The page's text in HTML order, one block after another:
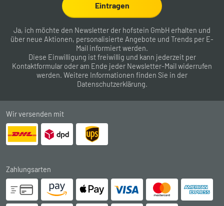
Eintragen
Ja, ich möchte den Newsletter der hofstein GmbH erhalten und
über neue Aktionen, personalisierte Angebote und Trends per E-
Mail informiert werden.
Diese Einwilligung ist freiwillig und kann jederzeit per
Kontaktformular oder am Ende jeder Newsletter-Mail widerrufen
werden. Weitere Informationen finden Sie in der
Datenschutzerklärung.
Wir versenden mit
Zahlungsarten